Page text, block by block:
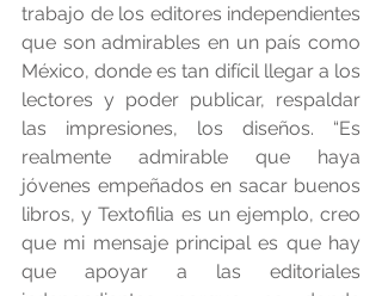
trabajo de los editores independientes
que son admirables en un país como
México, donde es tan difícil llegar a los
lectores y poder publicar, respaldar
las impresiones, los diseños. “Es
realmente admirable que haya
jóvenes empeñados en sacar buenos
libros, y Textofilia es un ejemplo, creo
que mi mensaje principal es que hay
que apoyar a las editoriales